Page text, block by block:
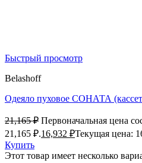
Быстрый просмотр
Belashoff
Одеяло пуховое СОНАТА
21,165₽ Первоначальная цена
21,165 ₽.16,932 ₽Текущая цена:
Купить
Этот товар имеет несколько